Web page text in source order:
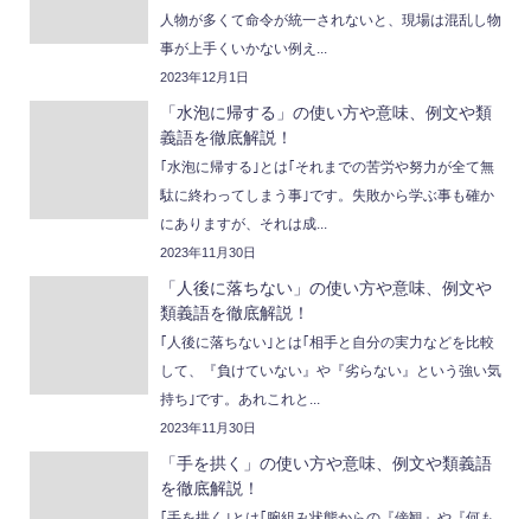
人物が多くて命令が統一されないと、現場は混乱し物
事が上手くいかない例え...
2023年12月1日
「水泡に帰する」の使い方や意味、例文や類
義語を徹底解説！
｢水泡に帰する｣とは｢それまでの苦労や努力が全て無
駄に終わってしまう事｣です。失敗から学ぶ事も確か
にありますが、それは成...
2023年11月30日
「人後に落ちない」の使い方や意味、例文や
類義語を徹底解説！
｢人後に落ちない｣とは｢相手と自分の実力などを比較
して、『負けていない』や『劣らない』という強い気
持ち｣です。あれこれと...
2023年11月30日
「手を拱く」の使い方や意味、例文や類義語
を徹底解説！